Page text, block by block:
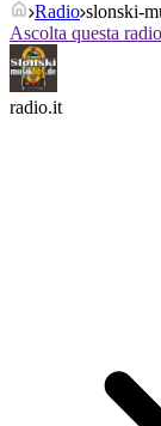
Radio slonski-
Ascolta questa
radio.it